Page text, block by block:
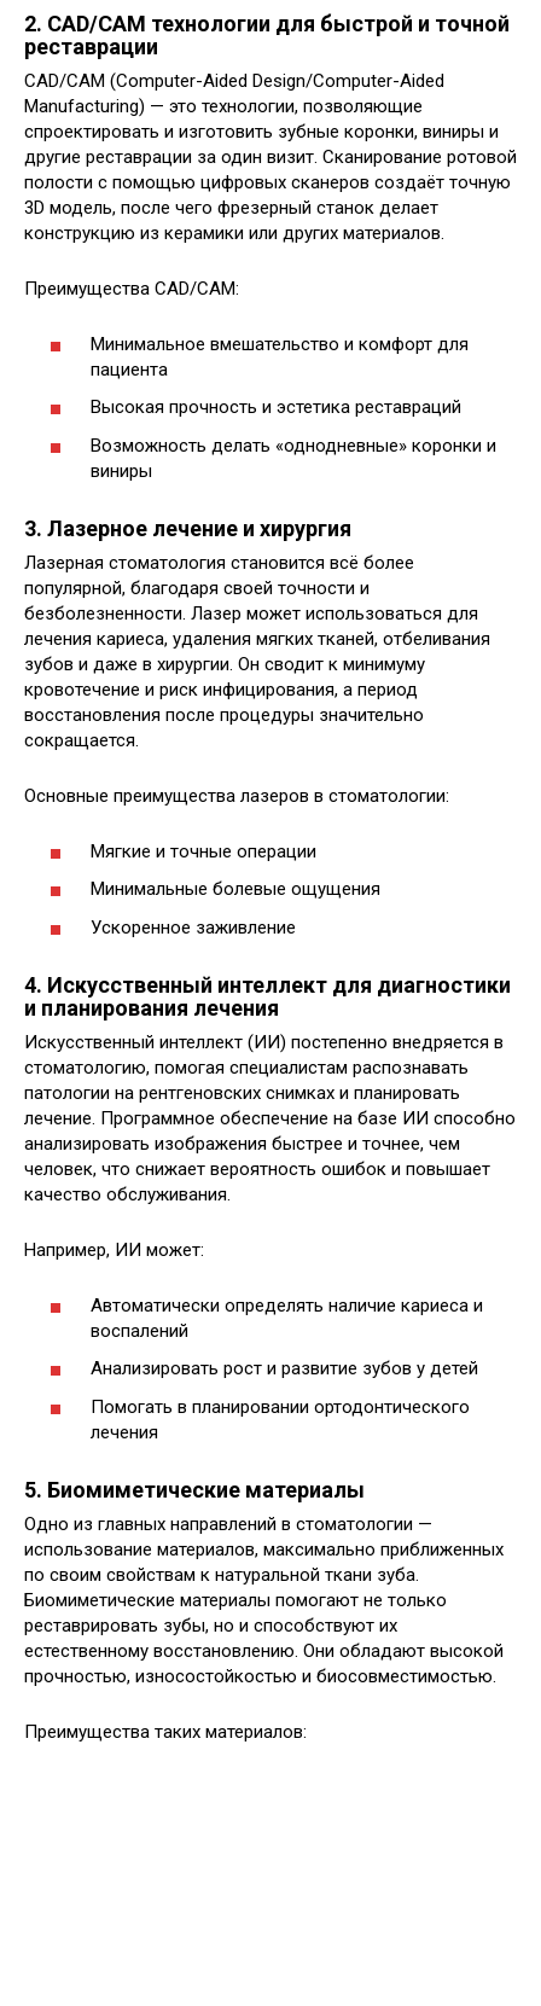
2. CAD/CAM технологии для быстрой и точной
реставрации
CAD/CAM (Computer-Aided Design/Computer-Aided
Manufacturing) — это технологии, позволяющие
спроектировать и изготовить зубные коронки, виниры и
другие реставрации за один визит. Сканирование ротовой
полости с помощью цифровых сканеров создаёт точную
3D модель, после чего фрезерный станок делает
конструкцию из керамики или других материалов.
Преимущества CAD/CAM:
Минимальное вмешательство и комфорт для
пациента
Высокая прочность и эстетика реставраций
Возможность делать «однодневные» коронки и
виниры
3. Лазерное лечение и хирургия
Лазерная стоматология становится всё более
популярной, благодаря своей точности и
безболезненности. Лазер может использоваться для
лечения кариеса, удаления мягких тканей, отбеливания
зубов и даже в хирургии. Он сводит к минимуму
кровотечение и риск инфицирования, а период
восстановления после процедуры значительно
сокращается.
Основные преимущества лазеров в стоматологии:
Мягкие и точные операции
Минимальные болевые ощущения
Ускоренное заживление
4. Искусственный интеллект для диагностики
и планирования лечения
Искусственный интеллект (ИИ) постепенно внедряется в
стоматологию, помогая специалистам распознавать
патологии на рентгеновских снимках и планировать
лечение. Программное обеспечение на базе ИИ способно
анализировать изображения быстрее и точнее, чем
человек, что снижает вероятность ошибок и повышает
качество обслуживания.
Например, ИИ может:
Автоматически определять наличие кариеса и
воспалений
Анализировать рост и развитие зубов у детей
Помогать в планировании ортодонтического
лечения
5. Биомиметические материалы
Одно из главных направлений в стоматологии —
использование материалов, максимально приближенных
по своим свойствам к натуральной ткани зуба.
Биомиметические материалы помогают не только
реставрировать зубы, но и способствуют их
естественному восстановлению. Они обладают высокой
прочностью, износостойкостью и биосовместимостью.
Преимущества таких материалов: